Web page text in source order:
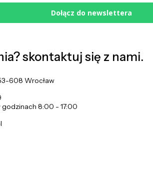
Dołącz do newslettera
skontaktuj się z nami.
608 Wrocław
godzinach 8:00 - 17:00